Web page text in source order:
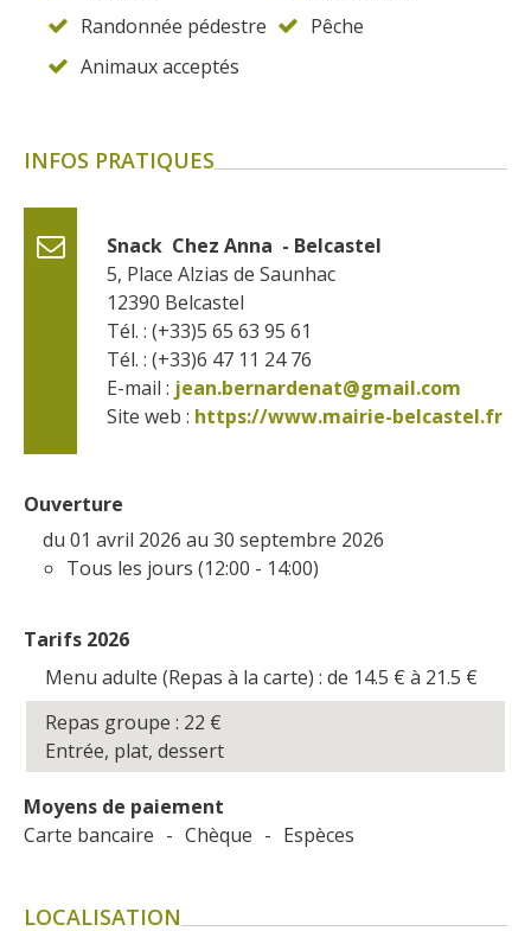
Randonnée pédestre
Pêche
Animaux acceptés
INFOS PRATIQUES
Snack  Chez Anna  - Belcastel
5, Place Alzias de Saunhac
12390 Belcastel
Tél. : (+33)5 65 63 95 61
Tél. : (+33)6 47 11 24 76
E-mail : jean.bernardenat@gmail.com
Site web : https://www.mairie-belcastel.fr
Ouverture
du 01 avril 2026 au 30 septembre 2026
Tous les jours (12:00 - 14:00)
Tarifs 2026
Menu adulte (Repas à la carte) : de 14.5 € à 21.5 €
Repas groupe : 22 €
Entrée, plat, dessert
Moyens de paiement
Carte bancaire - Chèque - Espèces
LOCALISATION